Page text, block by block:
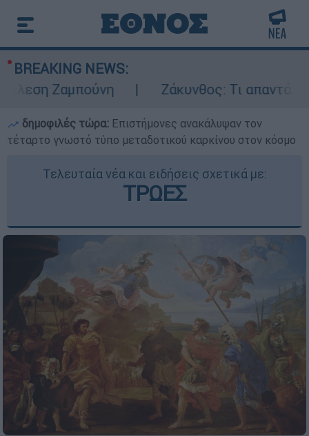
BREAKING NEWS:
Ζαμπούνη
Ζάκυνθος: Τι απαντά η
δημοφιλές τώρα: Επιστήμονες ανακάλυψαν τον
τέταρτο γνωστό τύπο μεταδοτικού καρκίνου στον κόσμο
Τελευταία νέα και ειδήσεις σχετικά με:
ΤΡΩΕΣ